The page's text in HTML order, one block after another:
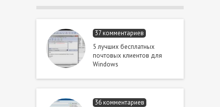
37 комментариев
5 лучших бесплатных
почтовых клиентов для
Windows
36 комментариев